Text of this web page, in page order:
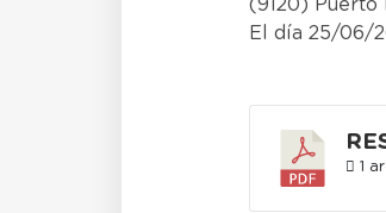
(9120) Puerto
El día 25/06/
1